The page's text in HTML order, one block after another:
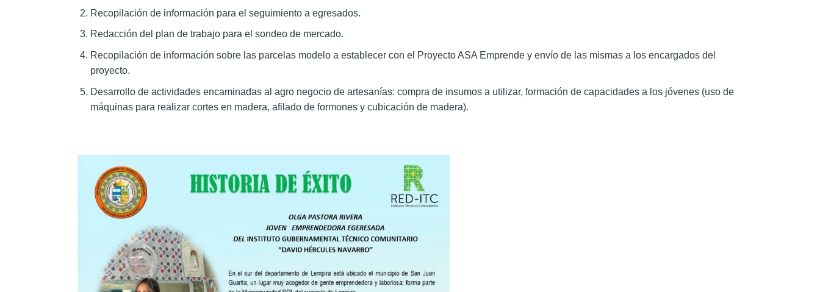
Recopilación de información para el seguimiento a egresados.
Redacción del plan de trabajo para el sondeo de mercado.
Recopilación de información sobre las parcelas modelo a establecer con el Proyecto ASA Emprende y envío de las mismas a los encargados del
proyecto.
Desarrollo de actividades encaminadas al agro negocio de artesanías: compra de insumos a utilizar, formación de capacidades a los jóvenes (uso de
máquinas para realizar cortes en madera, afilado de formones y cubicación de madera).